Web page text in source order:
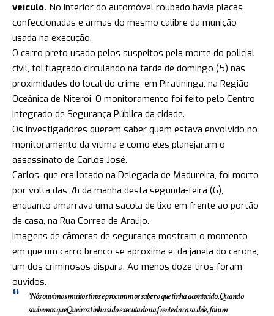
veículo. No interior do automóvel roubado havia placas
confeccionadas e armas do mesmo calibre da munição
usada na execução.
O carro preto usado pelos suspeitos pela morte do policial
civil, foi flagrado circulando na tarde de domingo (5) nas
proximidades do local do crime, em Piratininga, na Região
Oceânica de Niterói. O monitoramento foi feito pelo Centro
Integrado de Segurança Pública da cidade.
Os investigadores querem saber quem estava envolvido no
monitoramento da vítima e como eles planejaram o
assassinato de Carlos José.
Carlos, que era lotado na Delegacia de Madureira, foi morto
por volta das 7h da manhã desta segunda-feira (6),
enquanto amarrava uma sacola de lixo em frente ao portão
de casa, na Rua Correa de Araújo.
Imagens de câmeras de segurança mostram o momento
em que um carro branco se aproxima e, da janela do carona,
um dos criminosos dispara. Ao menos doze tiros foram
ouvidos.
“Nós ouvimos muitos tiros e procuramos saber o que tinha acontecido. Quando
soubemos que Queiroz tinha sido executado na frente da casa dele, foi um